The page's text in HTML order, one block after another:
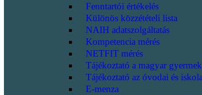
Fenntartói értékelés
Különös közzétételi lista
NAIH adatszolgáltatás
Kompetencia mérés
NETFIT mérés
Tájékoztató a magyar
Tájékoztató az óvodai és
E-menza